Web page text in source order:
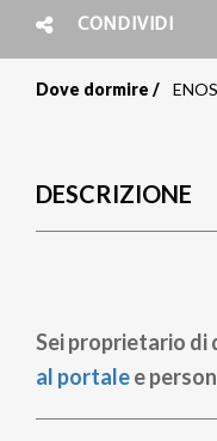
CONDIVIDI
pane
Dove dormire
DESCRIZIONE
Sei proprietario
al portalee